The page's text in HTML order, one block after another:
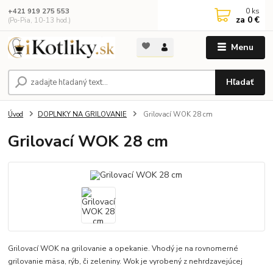
Menu
Hľadať
+421 919 275 553
(Po-Pia, 10-13 hod.)
0 ks
za 0 €
Úvod DOPLNKY NA GRILOVANIE Grilovací WOK 28 cm
Grilovací WOK 28 cm
Grilovací WOK na grilovanie a opekanie. Vhodý je na rovnomerné
grilovanie mäsa, rýb, či zeleniny. Wok je vyrobený z nehrdzavejúcej